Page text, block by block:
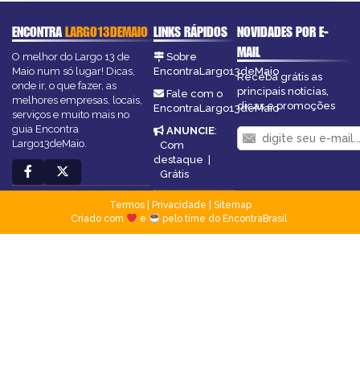
ENCONTRALARGO13DEMAIO
O melhor do Largo 13 de
Maio num só lugar! Dicas,
onde ir, o que fazer, as
melhores empresas, locais,
serviços e muito mais no
guia Encontra
Largo13deMaio.
LINKS RÁPIDOS
Sobre
EncontraLargo13deMaio
Fale com o
EncontraLargo13deMaio
ANUNCIE:
Com
destaque |
Grátis
NOVIDADES POR E-
MAIL
Receba grátis as
principais notícias,
dicas e promoções
Termos| Privacidade
Sitemap
Criado com
e pelo time do EncontraBrasil